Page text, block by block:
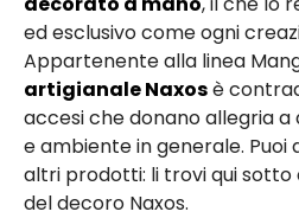
ed esclusivo come ogni
Appartenente alla linea
artigianale Naxosè
accesi che donano allegria a
e ambiente in generale.
altri prodotti: li trovi qui
del decoro Naxos.